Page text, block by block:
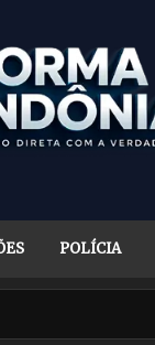
POLÍCIA